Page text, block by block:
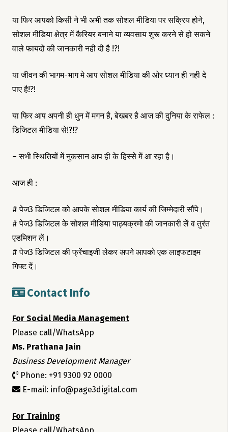
या फिर आपको किसी ने भी अभी तक सोशल मीडिया पर सक्रिय होने,
सोशल मीडिया क्षेत्र में कैरियर बनाने या व्यवसाय शुरू करने से हो सकने
वाले फायदों की जानकारी नही दी है !?!
या जीवन की भागम-भाग मे आप सोशल मीडिया की ओर ध्यान ही नही दे
पाए है!?!
या फिर आप अपनी ही धुन में मगन है, बेखबर है आज की दुनिया के राफेल :
डिजिटल मीडिया से!?!?
– सभी स्थितियों में नुकसान आप ही के हिस्से में आ रहा है।
आज ही :
# पेज3 डिजिटल को आपके सोशल मीडिया कार्य की जिम्मेदारी सौंपे।
# पेज3 डिजिटल के सोशल मीडिया पाठ्यक्रमो की जानकारी लें व तुरंत
एडमिशन लें।
# पेज3 डिजिटल की फ्रेंचाइजी लेकर अपने आपको एक लाइफटाइम
गिफ्ट दें।
Contact Info
For Social Media Management
Please call/WhatsApp
Ms. Prathana Jain
Business Development Manager
Phone: +91 9300 92 0000
E-mail: info@page3digital.com
For Training